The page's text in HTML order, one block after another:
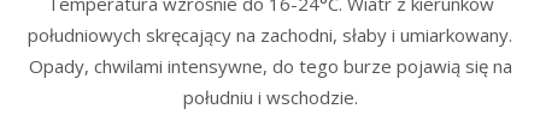
południowych skręcający na zachodni, słaby i umiarkowany.
Opady, chwilami intensywne, do tego burze pojawią się na
południu i wschodzie.